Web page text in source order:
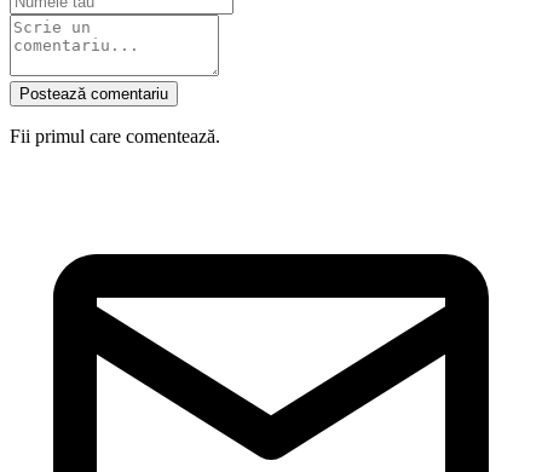
Postează comentariu
Fii primul care comentează.